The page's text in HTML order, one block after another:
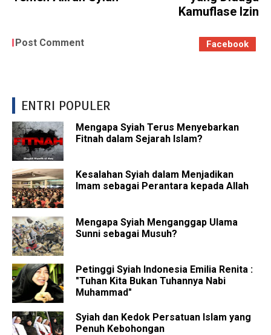
Kamuflase Izin
Post Comment Facebook
ENTRI POPULER
Mengapa Syiah Terus Menyebarkan
Fitnah dalam Sejarah Islam?
Kesalahan Syiah dalam Menjadikan
Imam sebagai Perantara kepada Allah
Mengapa Syiah Menganggap Ulama
Sunni sebagai Musuh?
Petinggi Syiah Indonesia Emilia Renita :
"Tuhan Kita Bukan Tuhannya Nabi
Muhammad"
Syiah dan Kedok Persatuan Islam yang
Penuh Kebohongan